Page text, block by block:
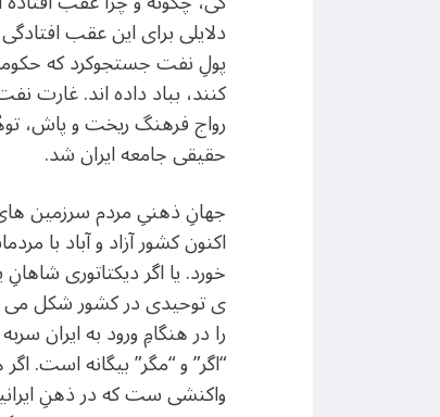
دلایلی برای این عقب
پولِ نفت جستجوکرد که
کنند، بباد داده اند. غارت
رواج فرهنگ ریخت و پاش،
حقیقی جامعه ایران شد.
جهانِ ذهنیِ مردم سرزمین های
اکنون کشور آزاد و آباد با
خورد. یا اگر دیکتاتوری
ی توحیدی در کشور شکل می
را در هنگامِ ورود به ایران
“اگر” و “مگر” بیگانه است.
واکنشی ست که در ذهنِ